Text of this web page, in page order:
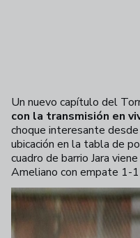
Un nuevo capítulo del
con la transmisión en
choque interesante
ubicación en la tabla de
cuadro de barrio Jara
Ameliano con empate 1-